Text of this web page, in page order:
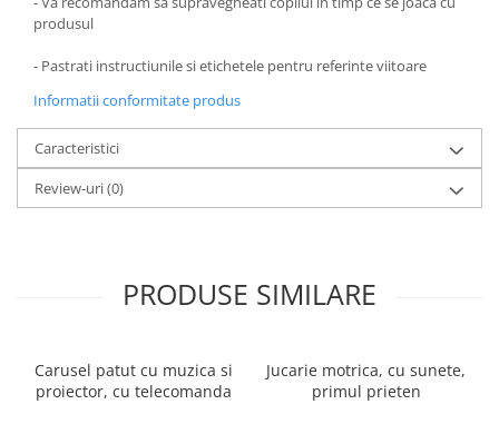
produsul
- Pastrati instructiunile si etichetele pentru referinte viitoare
Informatii conformitate produs
Caracteristici
Review-uri(0)
PRODUSE SIMILARE
Carusel patut cu muzica si
proiector, cu telecomanda
Jucarie motrica, cu sunete,
primul prieten